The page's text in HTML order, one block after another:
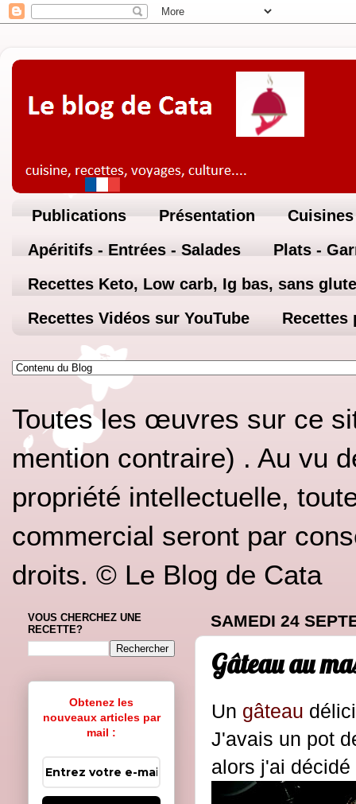
Publications Présentation
Apéritifs - Entrées - Salades
Plats -
Recettes Keto, Low carb, Ig bas, sans
Recettes Vidéos sur YouTube
Recettes
Toutes les œuvres sur ce
mention contraire) . Au vu
propriété intellectuelle,
commercial seront par
droits. © Le Blog de Cata
SAMEDI 24
Gâteau au
Un gâteau
J'avais un pot
alors j'ai
VOUS CHERCHEZ UNE
RECETTE?
Obtenez les
nouveaux articles par
mail :